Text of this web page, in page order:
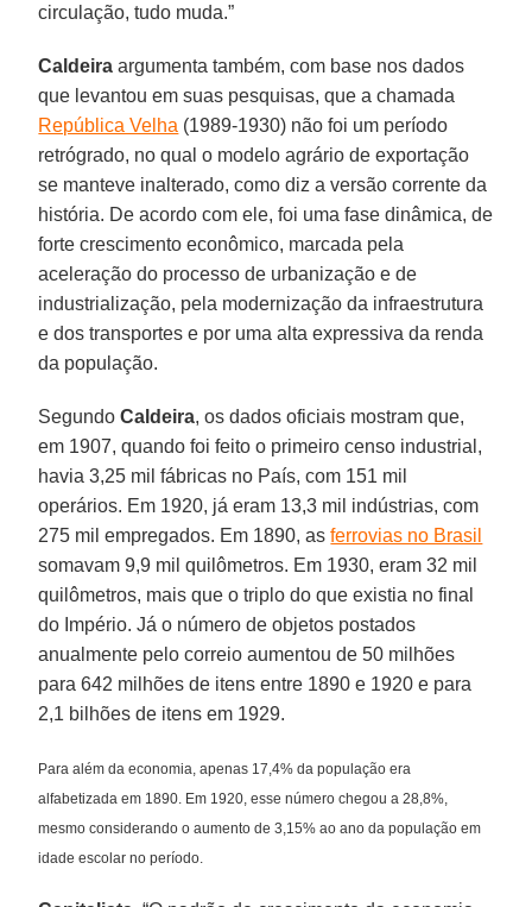
circulação, tudo muda.”
Caldeira argumenta também, com base nos dados
que levantou em suas pesquisas, que a chamada
República Velha (1989-1930) não foi um período
retrógrado, no qual o modelo agrário de exportação
se manteve inalterado, como diz a versão corrente da
história. De acordo com ele, foi uma fase dinâmica, de
forte crescimento econômico, marcada pela
aceleração do processo de urbanização e de
industrialização, pela modernização da infraestrutura
e dos transportes e por uma alta expressiva da renda
da população.
SegundoCaldeira, os dados oficiais mostram que,
em 1907, quando foi feito o primeiro censo industrial,
havia 3,25 mil fábricas no País, com 151 mil
operários. Em 1920, já eram 13,3 mil indústrias, com
275 mil empregados. Em 1890, asferrovias no Brasil
somavam 9,9 mil quilômetros. Em 1930, eram 32 mil
quilômetros, mais que o triplo do que existia no final
do Império. Já o número de objetos postados
anualmente pelo correio aumentou de 50 milhões
para 642 milhões de itens entre 1890 e 1920 e para
2,1 bilhões de itens em 1929.
Para além da economia, apenas 17,4% da população era
alfabetizada em 1890. Em 1920, esse número chegou a 28,8%,
mesmo considerando o aumento de 3,15% ao ano da população em
idade escolar no período.